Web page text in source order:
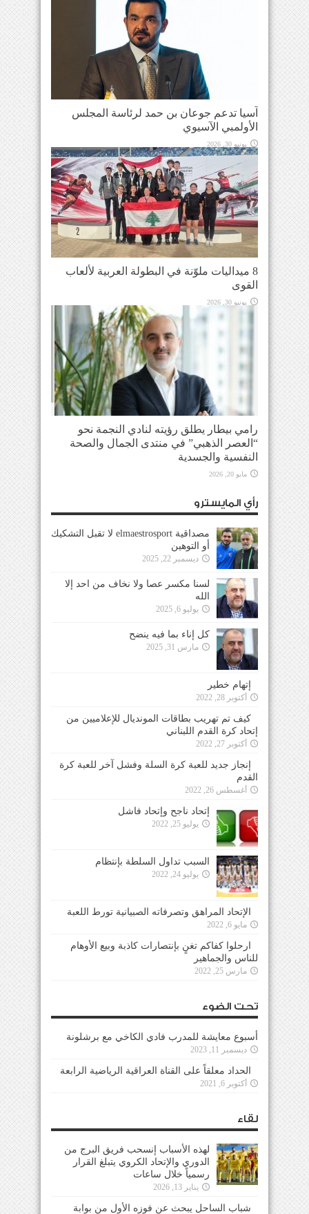
آسيا تدعم جوعان بن حمد لرئاسة المجلس
الأولمبي الآسيوي
يونيو 30, 2026
8 ميداليات ملوّنة في البطولة العربية لألعاب
القوى
يونيو 30, 2026
رامي بيطار يطلق رؤيته لنادي النجمة نحو
“العصر الذهبي” في منتدى الجمال والصحة
النفسية والجسدية
مايو 20, 2026
رأي المايسترو
مصداقية elmaestrosport لا تقبل التشكيك
أو التوهين
ديسمبر 22, 2025
لسنا مكسر عصا ولا نخاف من احد إلا
الله
يوليو 6, 2025
كل إناء بما فيه ينضح
مارس 31, 2025
إتهام خطير
أكتوبر 28, 2022
كيف تم تهريب بطاقات المونديال للإعلاميين من
إتحاد كرة القدم اللبناني
أكتوبر 27, 2022
إنجاز جديد للعبة كرة السلة وفشل آخر للعبة كرة
القدم
أغسطس 26, 2022
إتحاد ناجح وإتحاد فاشل
يوليو 25, 2022
السبب تداول السلطة بإنتظام
يوليو 24, 2022
الإتحاد المراهق وتصرفاته الصبيانية تورط اللعبة
مايو 6, 2022
ارحلوا كفاكم تغنٍ بإنتصارات كاذبة وبيع الأوهام
للناس والجماهير
مارس 25, 2022
تحت الضوء
أسبوع معايشة للمدرب فادي الكاخي مع برشلونة
ديسمبر 11, 2023
الحداد معلقاً على القناة العراقية الرياضية الرابعة
أكتوبر 6, 2021
لقاء
لهذه الأسباب إنسحب فريق البرج من
الدوري والإتحاد الكروي يتبلغ القرار
رسمياً خلال ساعات
يناير 13, 2026
شباب الساحل يبحث عن فوزه الأول من بوابة